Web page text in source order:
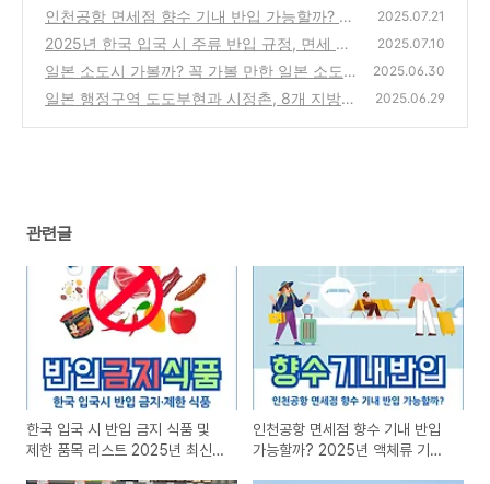
스트 2025년 최신 규정 알아보기
(1)
인천공항 면세점 향수 기내 반입 가능할까? 20
25년 액체류 기내 반입 규정 안내
(0)
2025.07.21
2025년 한국 입국 시 주류 반입 규정, 면세 한
도와 세관 신고법까지 실전 가이드
(0)
2025.07.10
일본 소도시 가볼까? 꼭 가볼 만한 일본 소도
시 여행지 추천 BEST 7
(1)
2025.06.30
일본 행정구역 도도부현과 시정촌, 8개 지방
2025.06.29
관련글
한국 입국 시 반입 금지 식품 및
제한 품목 리스트 2025년 최신
인천공항 면세점 향수 기내 반입
가능할까? 2025년 액체류 기내